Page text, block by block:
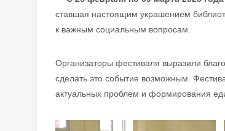
ставшая настоящим украшением
к важным социальным вопросам.
Организаторы фестиваля выразили
сделать это событие возможным.
актуальных проблем и формирования